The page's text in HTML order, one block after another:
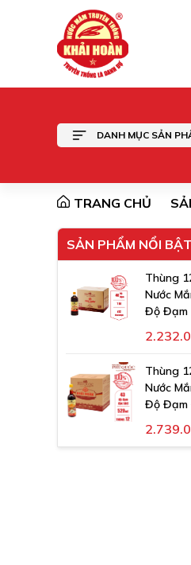
DANH MỤC SẢN
TRANG CHỦ
SẢN PHẨM NỔI BẬT
Thùng
Nước
Độ Đạm
Thùng
Nước
Độ Đạm